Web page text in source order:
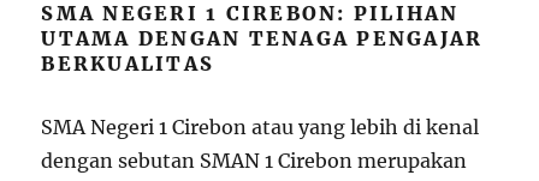
SMA NEGERI 1 CIREBON: PILIHAN
UTAMA DENGAN TENAGA PENGAJAR
BERKUALITAS
SMA Negeri 1 Cirebon atau yang lebih di kenal
dengan sebutan SMAN 1 Cirebon merupakan